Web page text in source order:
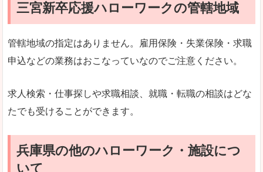
三宮新卒応援ハローワークの管轄地域
管轄地域の指定はありません。雇用保険・失業保険・求職
申込などの業務はおこなっていなのでご注意ください。
求人検索・仕事探しや求職相談、就職・転職の相談はどな
たでも受けることができます。
兵庫県の他のハローワーク・施設につ
いて